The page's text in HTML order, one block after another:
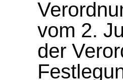
vom 2.
der